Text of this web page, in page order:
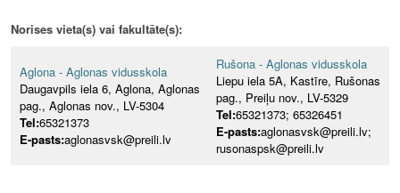
Norises vieta(s) vai fakultāte(s):
Aglona - Aglonas vidusskola
Daugavpils iela 6, Aglona, Aglonas
pag., Aglonas nov., LV-5304
Tel:65321373
E-pasts:aglonasvsk@preili.lv
Rušona - Aglonas vidusskola
Liepu iela 5A, Kastīre, Rušonas
pag., Preiļu nov., LV-5329
Tel:65321373; 65326451
E-pasts:aglonasvsk@preili.lv;
rusonaspsk@preili.lv